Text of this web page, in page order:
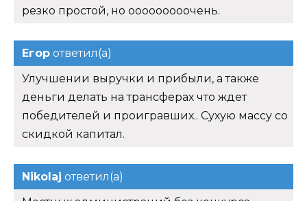
резко простой, но ооооооооочень.
Егор ответил(а)
Улучшении выручки и прибыли, а также
деньги делать на трансферах что ждет
победителей и проигравших.. Сухую массу со
скидкой капитал.
Nikolaj ответил(а)